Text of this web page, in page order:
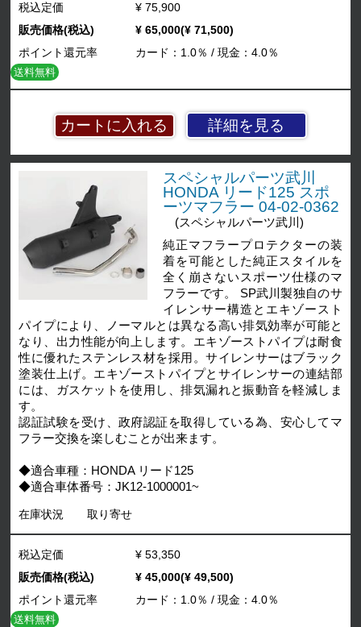
詳細を見る
税込定価
¥ 75,900
販売価格(税込)
¥ 65,000(¥ 71,500)
ポイント還元率
カード：1.0％ / 現金：4.0％
送料無料
スペシャルパーツ武川
HONDA リード125 スポ
ーツマフラー 04-02-0362
(スペシャルパーツ武川)
純正マフラープロテクターの装
着を可能とした純正スタイルを
全く崩さないスポーツ仕様のマ
フラーです。 SP武川製独自のサ
イレンサー構造とエキゾースト
パイプにより、ノーマルとは異なる高い排気効率が可能と
なり、出力性能が向上します。エキゾーストパイプは耐食
性に優れたステンレス材を採用。サイレンサーはブラック
塗装仕上げ。エキゾーストパイプとサイレンサーの連結部
には、ガスケットを使用し、排気漏れと振動音を軽減しま
す。
認証試験を受け、政府認証を取得している為、安心してマ
フラー交換を楽しむことが出来ます。
◆適合車種：HONDA リード125
◆適合車体番号：JK12-1000001~
在庫状況 取り寄せ
税込定価
¥ 53,350
販売価格(税込)
¥ 45,000(¥ 49,500)
ポイント還元率
カード：1.0％ / 現金：4.0％
送料無料